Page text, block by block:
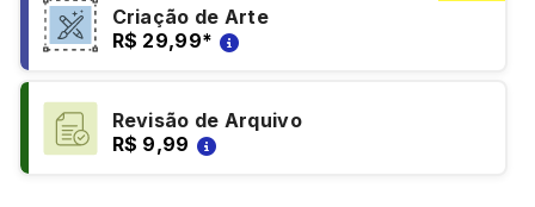
Criação de Arte
R$ 29,99*
Revisão de Arquivo
R$ 9,99